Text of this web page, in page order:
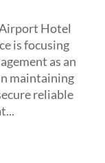
Hotel
is focusing
as an
maintaining
reliable